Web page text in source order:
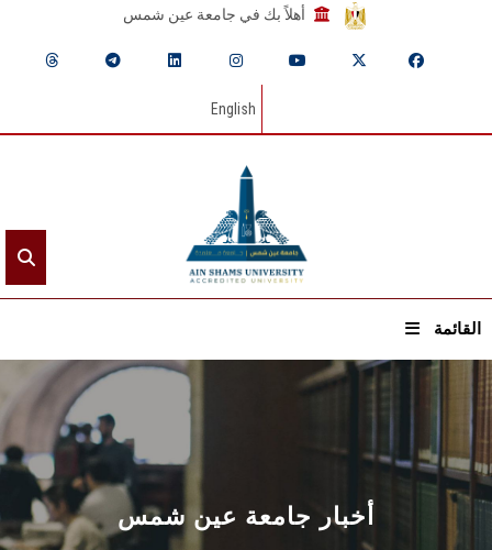
أهلاً بك في جامعة عين شمس
English
القائمة
الرئيسيـة
عن الجامعة
القطاعـات أخبار جامعة عين شمس